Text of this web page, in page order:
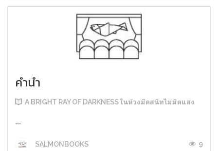
คำนำ
A BRIGHT RAY OF DARKNESS ในห้วงมืดสนิทไม่มิดแสง
...
SALMONBOOKS 9